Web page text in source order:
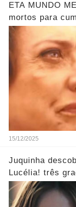
ETA MUNDO
mortos para
15/12/2025
Juquinha
Lucélia! três